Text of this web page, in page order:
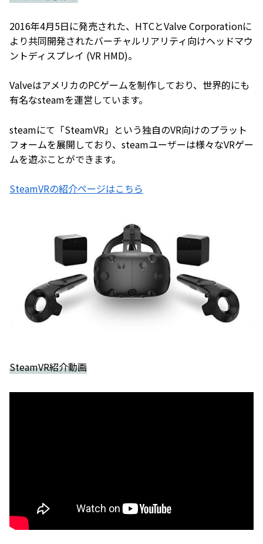
2016年4月5日に発売された、HTCとValve Corporationに
より共同開発されたバーチャルリアリティ向けヘッドマウ
ントディスプレイ (VR HMD)。
ValveはアメリカのPCゲームを制作しており、世界的にも
有名なsteamを運営しています。
steamにて「SteamVR」という独自のVR向けのプラット
フォームを展開しており、steamユーザーは様々なVRゲー
ムを遊ぶことができます。
SteamVRの紹介ページはこちら
SteamVR紹介動画